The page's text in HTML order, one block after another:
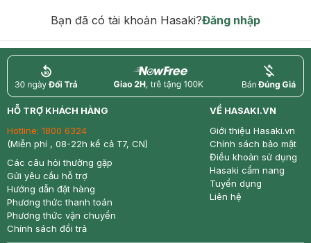
Bạn đã có tài khoản Hasaki?Đăng nhập
return nowfree price
HỖ TRỢ KHÁCH HÀNG
Hotline: 1800 6324
(Miễn phí , 08-22h kể cả T7, CN)
Các câu hỏi thường gặp
Gửi yêu cầu hỗ trợ
Hướng dẫn đặt hàng
Phương thức thanh toán
Phương thức vận chuyển
Chính sách đổi trả
VỀ HASAKI.VN
Giới thiệu Hasaki.vn
Chính sách bảo mật
Điều khoản sử dụng
Hasaki cẩm nang
Tuyển dụng
Liên hệ